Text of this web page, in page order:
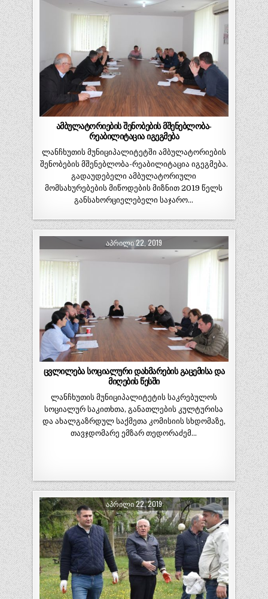
ამბულატორიების შენობების მშენებლობა-
რეაბილიტაცია იგეგმება
ლანჩხუთის მუნიციპალიტეტში ამბულატორიების
შენობების მშენებლობა-რეაბილიტაცია იგეგმება.
გადაუდებელი ამბულატორიული
მომსახურებების მიწოდების მიზნით 2019 წელს
განსახორციელებელი საჯარო…
ᲐᲞᲠᲘᲚᲘ 22, 2019
ცვლილება სოციალური დახმარების გაცემისა და
მიღების წესში
ლანჩხუთის მუნიციპალიტეტის საკრებულოს
სოციალურ საკითხთა, განათლების კულტურისა
და ახალგაზრდულ საქმეთა კომისიის სხდომაზე,
თავჯდომარე ემზარ თედორაძემ…
ᲐᲞᲠᲘᲚᲘ 22, 2019